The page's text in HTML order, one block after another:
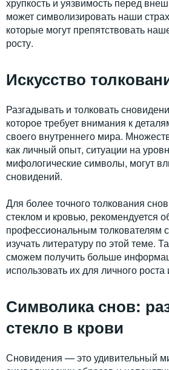
может символизировать наши
которые могут препятствовать
росту.
Искусство
Разгадывать и толковать
которое требует внимания к
своего внутреннего мира.
как личный опыт, ситуации на
мифологические символы, могут
сновидений.
Для более точного толкования
стеклом и кровью, рекомендуется
профессиональным толкователям
изучать литературу по этой теме.
сможем получить больше
использовать их для личного
Символика снов:
стекло в крови
Сновидения — это удивительный